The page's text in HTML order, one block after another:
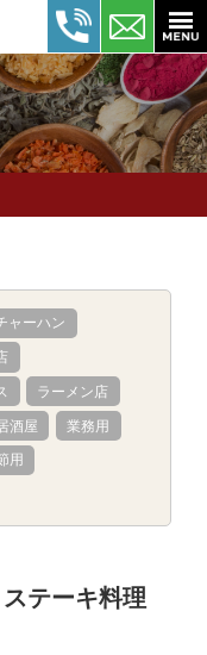
ャーハン
ラーメン店
酒屋 業務用
用
ステーキ料理